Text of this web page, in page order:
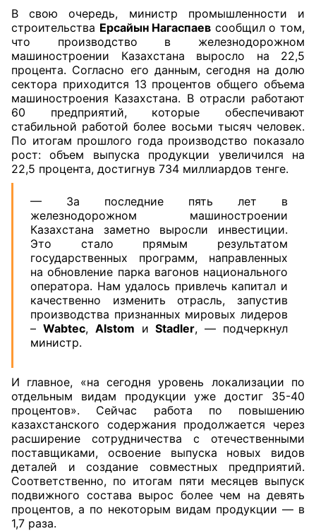
В свою очередь, министр промышленности и
строительства Ерсайын Нагаспаев сообщил о том,
что производство в железнодорожном
машиностроении Казахстана выросло на 22,5
процента. Согласно его данным, сегодня на долю
сектора приходится 13 процентов общего объема
машиностроения Казахстана. В отрасли работают
60 предприятий, которые обеспечивают
стабильной работой более восьми тысяч человек.
По итогам прошлого года производство показало
рост: объем выпуска продукции увеличился на
22,5 процента, достигнув 734 миллиардов тенге.
— За последние пять лет в
железнодорожном машиностроении
Казахстана заметно выросли инвестиции.
Это стало прямым результатом
государственных программ, направленных
на обновление парка вагонов национального
оператора. Нам удалось привлечь капитал и
качественно изменить отрасль, запустив
производства признанных мировых лидеров
– Wabtec, Alstom иStadler, — подчеркнул
министр.
И главное, «на сегодня уровень локализации по
отдельным видам продукции уже достиг 35-40
процентов». Сейчас работа по повышению
казахстанского содержания продолжается через
расширение сотрудничества с отечественными
поставщиками, освоение выпуска новых видов
деталей и создание совместных предприятий.
Соответственно, по итогам пяти месяцев выпуск
подвижного состава вырос более чем на девять
процентов, а по некоторым видам продукции — в
1,7 раза.